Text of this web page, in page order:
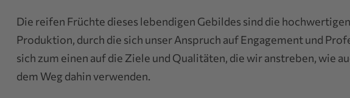
Die reifen Früchte dieses lebendigen Gebildes sind die
Produktion, durch die sich unser Anspruch auf Engagement und
sich zum einen auf die Ziele und Qualitäten, die wir anstreben, wie
dem Weg dahin verwenden.